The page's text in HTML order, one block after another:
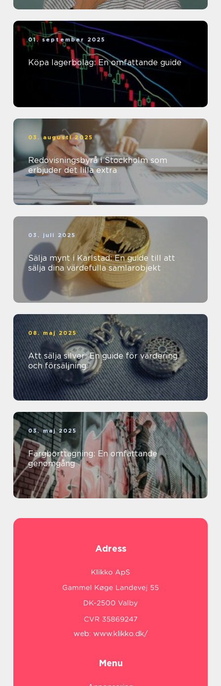
01. september 2025
Köpa lagerbolag: En omfattande guide
03. augusti 2025
Redovisningsbyrå i Stockholm som
erbjuder det lilla extra
03. juli 2025
Sälja mynt i Karlstad: En guide till att
sälja dina värdefulla samlarobjekt
08. maj 2025
Att sälja silver: En guide för värdering
och försäljning
03. maj 2025
Färgborttagning: En omfattande
genomgång
Adress
web: www.klikko.dk/
Menu